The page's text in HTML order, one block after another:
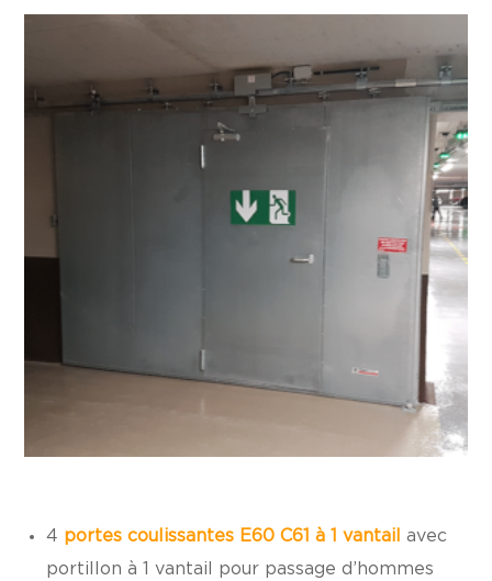
4 portes coulissantes E60 C61 à 1 vantail
avec
portillon à 1 vantail pour passage d’hommes